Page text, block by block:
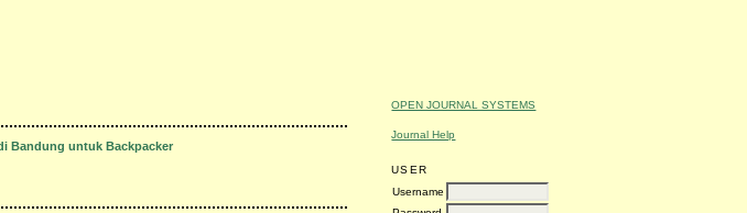
OPEN JOURNAL SYSTEMS
Journal Help
USER
Username
Bandung untuk Backpacker